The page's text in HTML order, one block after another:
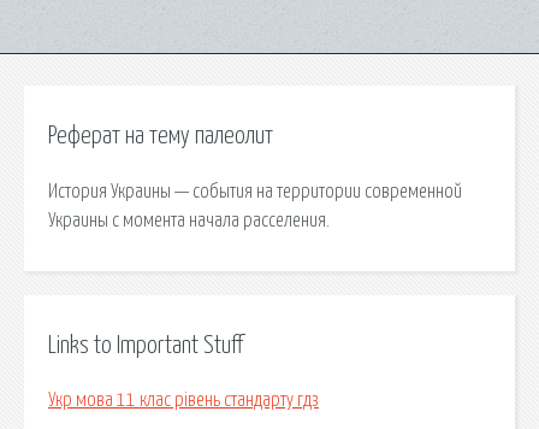
Реферат на тему палеолит
История Украины — события на территории современной
Украины с момента начала расселения.
Links to Important Stuff
Укр мова 11 клас рівень стандарту гдз